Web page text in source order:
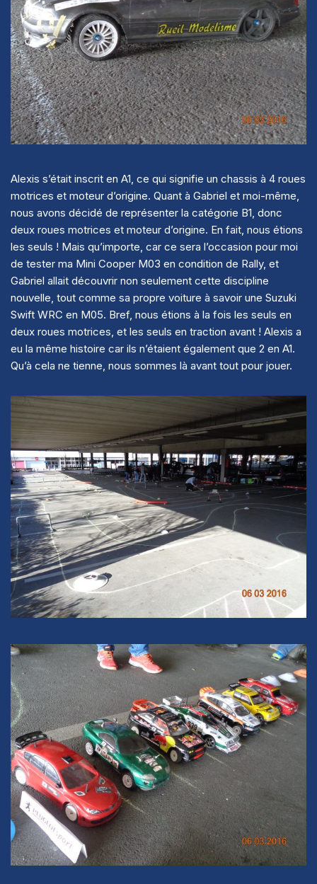
Alexis s’était inscrit en A1, ce qui signifie un chassis à 4 roues
motrices et moteur d’origine. Quant à Gabriel et moi-même,
nous avons décidé de représenter la catégorie B1, donc
deux roues motrices et moteur d’origine. En fait, nous étions
les seuls ! Mais qu’importe, car ce sera l’occasion pour moi
de tester ma Mini Cooper M03 en condition de Rally, et
Gabriel allait découvrir non seulement cette discipline
nouvelle, tout comme sa propre voiture à savoir une Suzuki
Swift WRC en M05. Bref, nous étions à la fois les seuls en
deux roues motrices, et les seuls en traction avant ! Alexis a
eu la même histoire car ils n’étaient également que 2 en A1.
Qu’à cela ne tienne, nous sommes là avant tout pour jouer.